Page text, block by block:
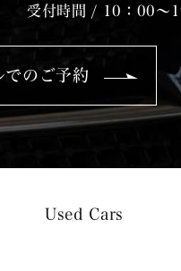
受付時間 / 10：00～
でのご予約
Used Cars